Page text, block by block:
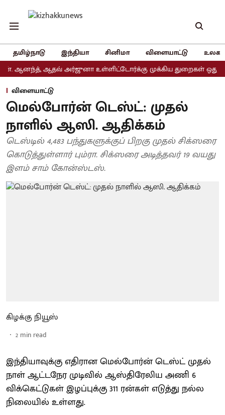
தமிழ்நாடு இந்தியா சினிமா விளையாட்டு
ஆதவ் அர்ஜுனா உள்ளிட்டோர்க்கு முக்கிய துறைகள் ஒதுக்கீடு
விளையாட்டு
மெல்போர்ன் டெஸ்ட்: முதல்
நாளில் ஆஸி. ஆதிக்கம்
டெஸ்டில் 4,483 பந்துகளுக்குப் பிறகு முதல் சிக்ஸரை
கொடுத்துள்ளார் பும்ரா. சிக்ஸரை அடித்தவர் 19 வயது
இளம் சாம் கோன்ஸ்டஸ்.
கிழக்கு நியூஸ்
2 min read
இந்தியாவுக்கு எதிரான மெல்போர்ன் டெஸ்ட் முதல்
நாள் ஆட்டநேர முடிவில் ஆஸ்திரேலிய அணி 6
விக்கெட்டுகள் இழப்புக்கு 311 ரன்கள் எடுத்து நல்ல
நிலையில் உள்ளது.